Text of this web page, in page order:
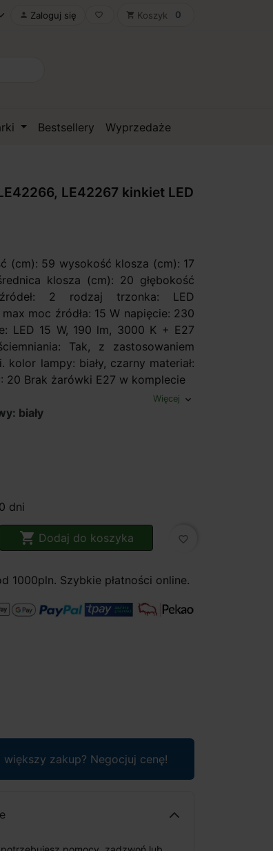
 Zaloguj się favorite_border shopping_cart Koszyk 0
Bestsellery Wyprzedaże
LE42267 kinkiet LED
(cm): 59 wysokość klosza (cm): 17
klosza (cm): 20 głębokość
2 rodzaj trzonka: LED
moc źródła: 15 W napięcie: 230
LED 15 W, 190 lm, 3000 K + E27
Tak, z zastosowaniem
kolor lampy: biały, czarny materiał:
20 Brak żarówki E27 w komplecie
Więcej expand_more
biały
dni
 Dodaj do koszyka favorite_border
1000pln. Szybkie płatności online.
większy zakup? Negocjuj cenę!